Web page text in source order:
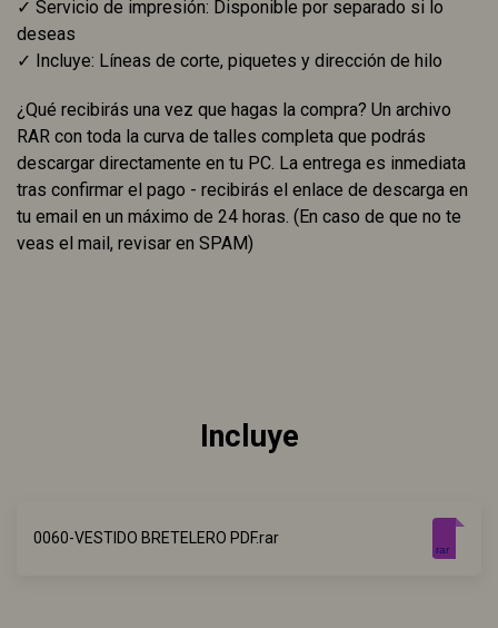
✓ Servicio de impresión: Disponible por separado si lo
deseas
✓ Incluye: Líneas de corte, piquetes y dirección de hilo
¿Qué recibirás una vez que hagas la compra? Un archivo
RAR con toda la curva de talles completa que podrás
descargar directamente en tu PC. La entrega es inmediata
tras confirmar el pago - recibirás el enlace de descarga en
tu email en un máximo de 24 horas. (En caso de que no te
veas el mail, revisar en SPAM)
Incluye
0060-VESTIDO BRETELERO PDF.rar
rar